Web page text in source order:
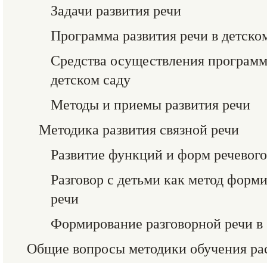
Задачи развития речи
Программа развития речи в
Средства осуществления
детском саду
Методы и приемы развития речи
Методика развития связной речи
Развитие функций и форм
Разговор с детьми как метод
речи
Формирование разговорной речи в
Общие вопросы методики обучения